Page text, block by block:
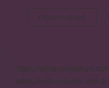
Devamını okuyun
Burcu
https://www.seraforum.com
https://elifcicekcilik.com.tr